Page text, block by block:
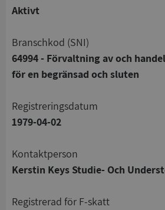
Aktivt
branschkod (SNI)
64994 - Förvaltning av och
för en begränsad och sluten
registreringsdatum
1979-04-02
Kontaktperson
Kerstin Keys Studie- Och
registrerad för F-skatt